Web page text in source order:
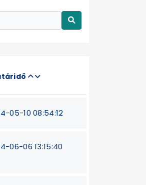
05-10 08:54:12
06-06 13:15:40